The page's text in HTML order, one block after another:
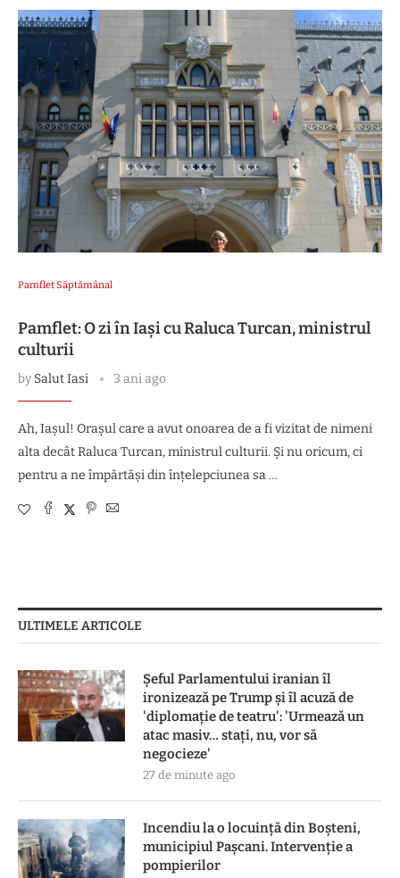
Pamflet Săptămânal
Pamflet: O zi în Iași cu Raluca Turcan, ministrul
culturii
bySalut Iasi 3 ani ago
Ah, Iașul! Orașul care a avut onoarea de a fi vizitat de nimeni
alta decât Raluca Turcan, ministrul culturii. Și nu oricum, ci
pentru a ne împărtăși din înțelepciunea sa …
ULTIMELE ARTICOLE
Șeful Parlamentului iranian îl
ironizează pe Trump și îl acuză de
'diplomație de teatru': 'Urmează un
atac masiv… stați, nu, vor să
negocieze'
27 de minute ago
Incendiu la o locuință din Boșteni,
municipiul Pașcani. Intervenție a
pompierilor